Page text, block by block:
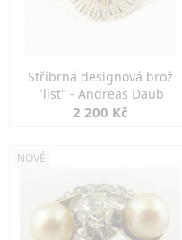
Stříbrná designová brož
"list" - Andreas Daub
2 200 Kč
NOVÉ